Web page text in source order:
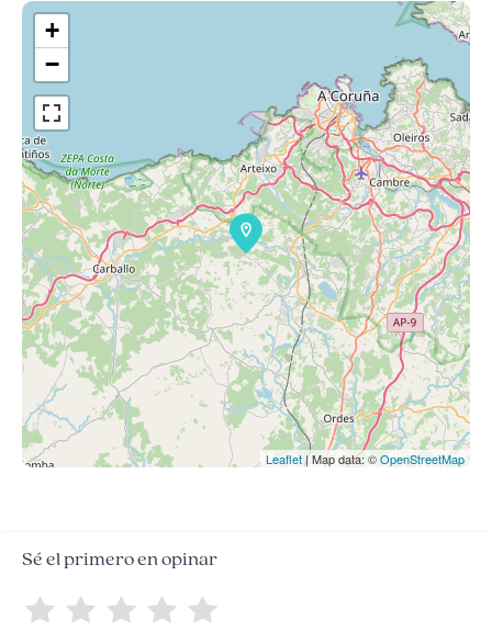
+
−
Leaflet| Map data: ©OpenStreetMap
Sé el primero en opinar